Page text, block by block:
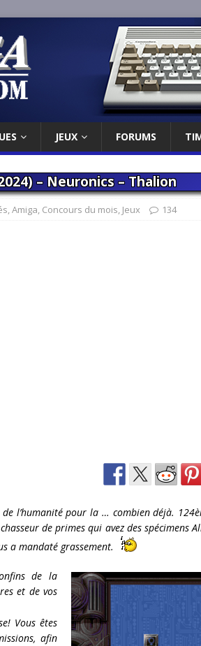
JEUX FORUMS
– Neuronics – Thalion
,Amiga, Concours du mois, Jeux 134
l’humanité pour la … combien déjà.
de primes qui avez des spécimens
a mandaté grassement.
de la
et de vos
Vous êtes
afin